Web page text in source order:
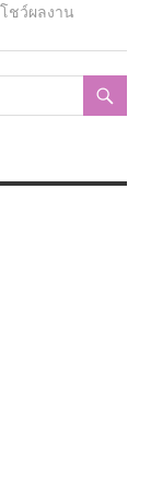
ชว์ผลงาน